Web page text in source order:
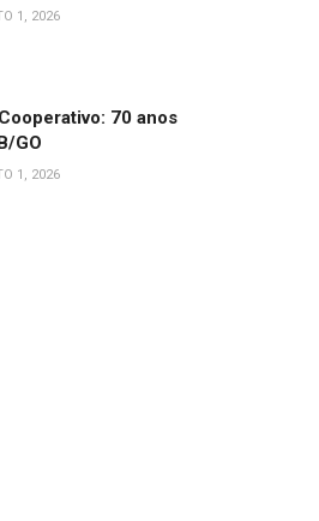
1, 2026
70 anos
GO
1, 2026